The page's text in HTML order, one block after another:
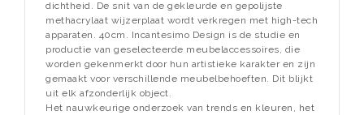
dichtheid. De snit van de gekleurde en gepolijste
methacrylaat wijzerplaat wordt verkregen met high-tech
apparaten. 40cm. Incantesimo Design is de studie en
productie van geselecteerde meubelaccessoires, die
worden gekenmerkt door hun artistieke karakter en zijn
gemaakt voor verschillende meubelbehoeften. Dit blijkt
uit elk afzonderlijk object.
Het nauwkeurige onderzoek van trends en kleuren, het